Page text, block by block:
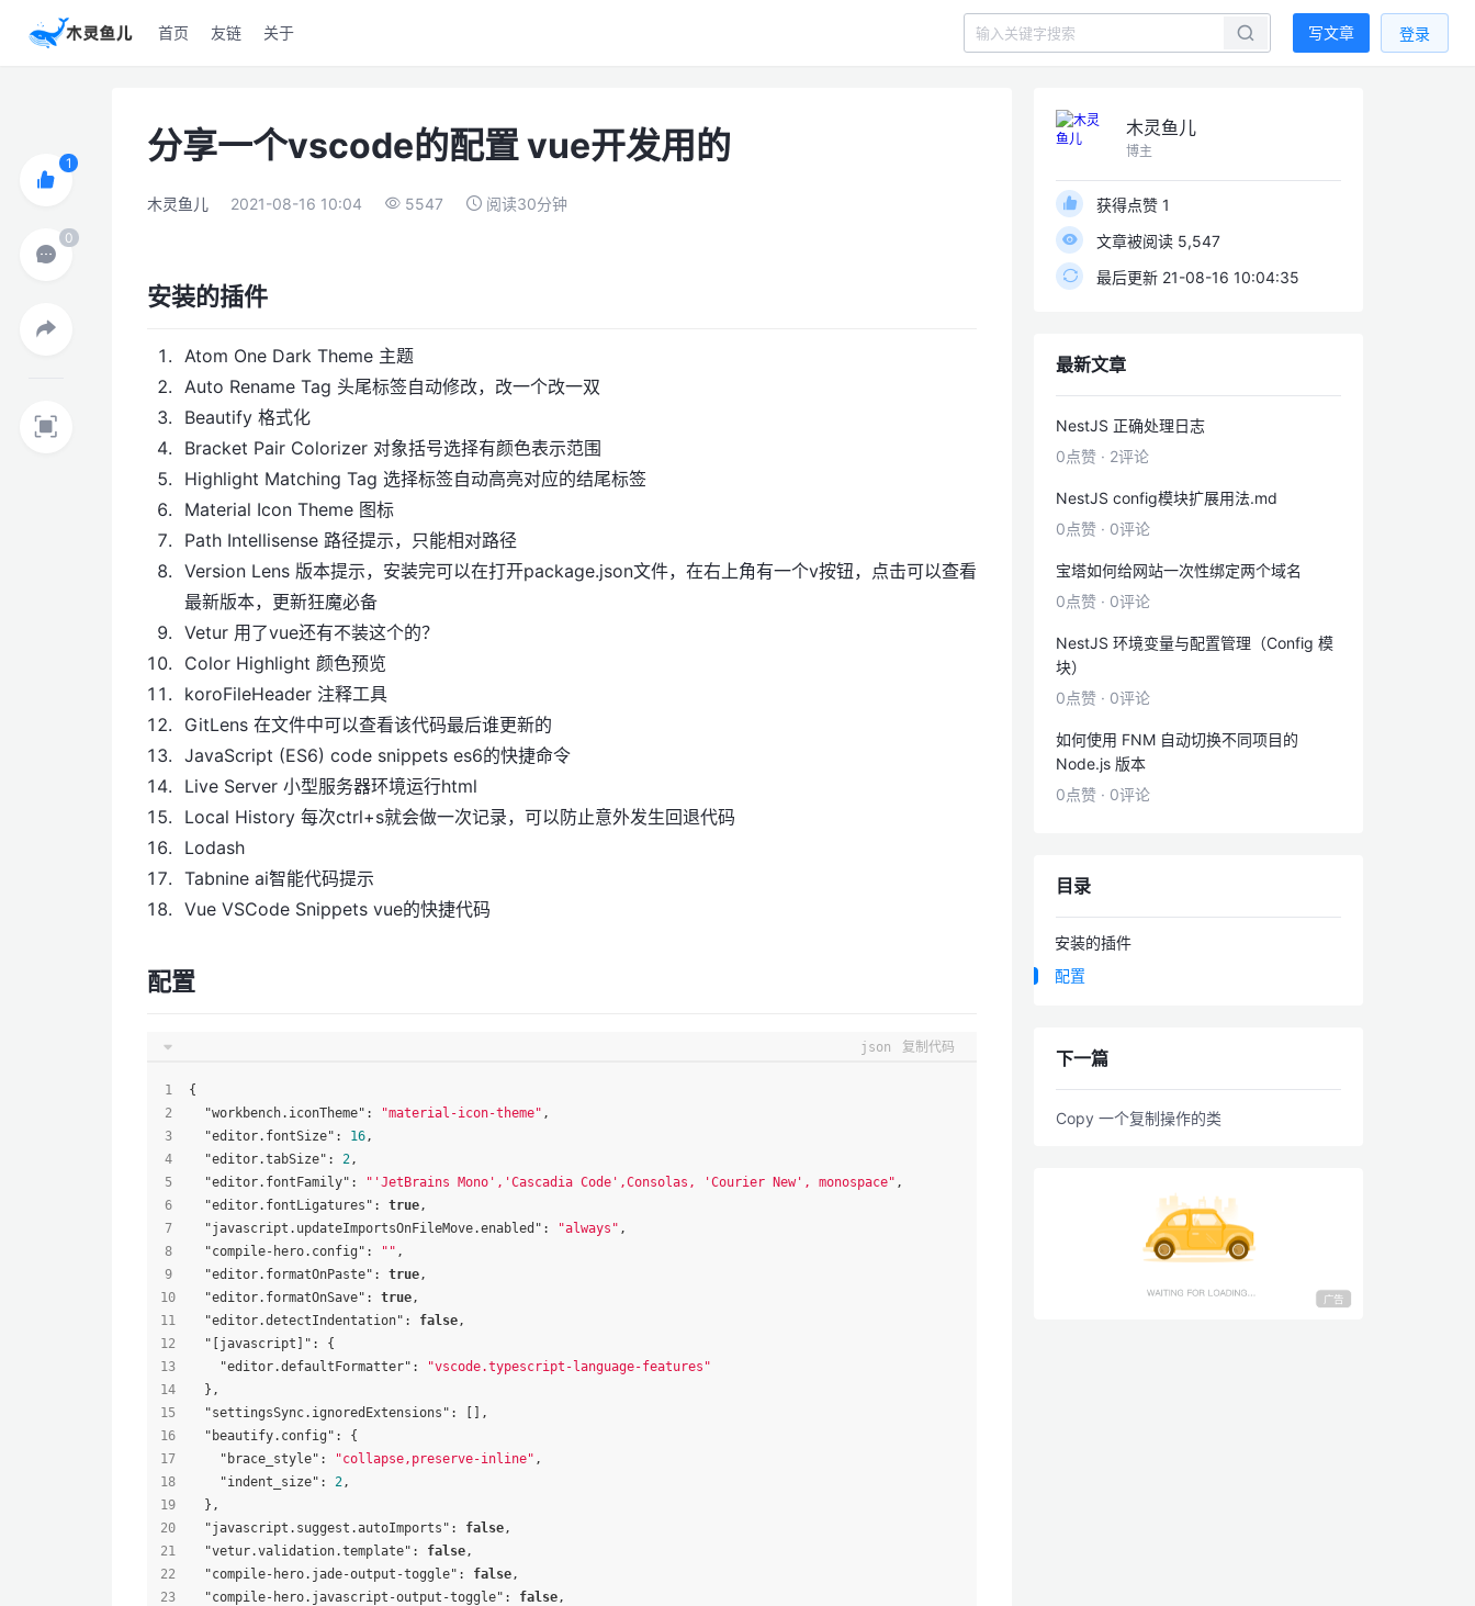
首页 友链 关于 写文章 登录
分享一个vscode的配置 vue开发用的
木灵鱼儿 2021-08-16 10:04 5547 阅读30分钟
安装的插件
Atom One Dark Theme 主题
Auto Rename Tag 头尾标签自动修改，改一个改一双
Beautify 格式化
Bracket Pair Colorizer 对象括号选择有颜色表示范围
Highlight Matching Tag 选择标签自动高亮对应的结尾标签
Material Icon Theme 图标
Path Intellisense 路径提示，只能相对路径
Version Lens 版本提示，安装完可以在打开package.json文件，在右上角有一个v按钮，点击可以查看
最新版本，更新狂魔必备
Vetur 用了vue还有不装这个的？
Color Highlight 颜色预览
koroFileHeader 注释工具
GitLens 在文件中可以查看该代码最后谁更新的
JavaScript (ES6) code snippets es6的快捷命令
Live Server 小型服务器环境运行html
Local History 每次ctrl+s就会做一次记录，可以防止意外发生回退代码
Lodash
Tabnine ai智能代码提示
Vue VSCode Snippets vue的快捷代码
配置
json 复制代码
{
"workbench.iconTheme" : "material-icon-theme" ,
"editor.fontSize" : 16,
"editor.tabSize" : 2,
"editor.fontFamily" : "'JetBrains Mono','Cascadia Code',Consolas, 'Courier New', monospace" ,
"editor.fontLigatures" : true,
"javascript.updateImportsOnFileMove.enabled" : "always" ,
"compile-hero.config" : "" ,
"editor.formatOnPaste" : true,
"editor.formatOnSave" : true,
"editor.detectIndentation" : false,
"[javascript]" :
{
"editor.defaultFormatter" :
"vscode.typescript-language-features"
} ,
"settingsSync.ignoredExtensions" :
,
"beautify.config" :
{
"brace_style" : "collapse,preserve-inline" ,
"indent_size" : 2,
} ,
"javascript.suggest.autoImports" : false,
"vetur.validation.template" : false,
"compile-hero.jade-output-toggle" : false,
"compile-hero.javascript-output-toggle" : false,
木灵鱼儿
博主
获得点赞 1
文章被阅读 5,547
最后更新 21-08-16 10:04:35
最新文章
NestJS 正确处理日志
0点赞 · 2评论
NestJS config模块扩展用法.md
0点赞 · 0评论
宝塔如何给网站一次性绑定两个域名
0点赞 · 0评论
NestJS 环境变量与配置管理（Config 模
块）
0点赞 · 0评论
如何使用 FNM 自动切换不同项目的
Node.js 版本
0点赞 · 0评论
目录
安装的插件
配置
下一篇
Copy 一个复制操作的类
广告